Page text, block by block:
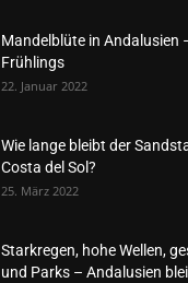
Mandelblüte in Andalusien
Frühlings
22. Januar 2022
Wie lange bleibt der
Costa del Sol?
25. März 2022
Starkregen, hohe Wellen,
und Parks – Andalusien